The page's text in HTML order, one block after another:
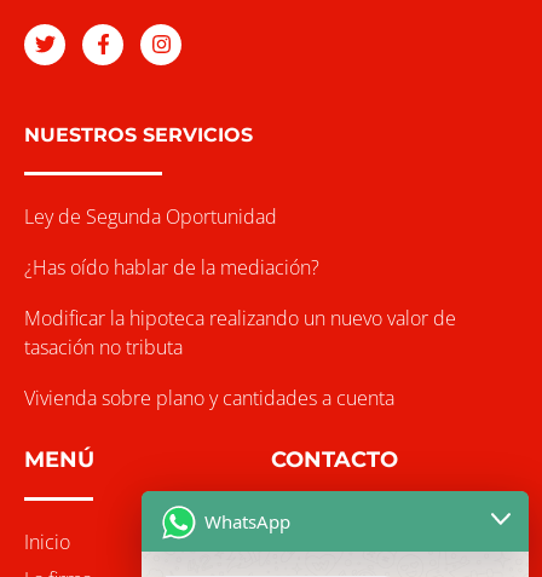
NUESTROS SERVICIOS
Ley de Segunda Oportunidad
¿Has oído hablar de la mediación?
Modificar la hipoteca realizando un nuevo valor de
tasación no tributa
Vivienda sobre plano y cantidades a cuenta
MENÚ
Inicio
CONTACTO
919 406 592
WhatsApp